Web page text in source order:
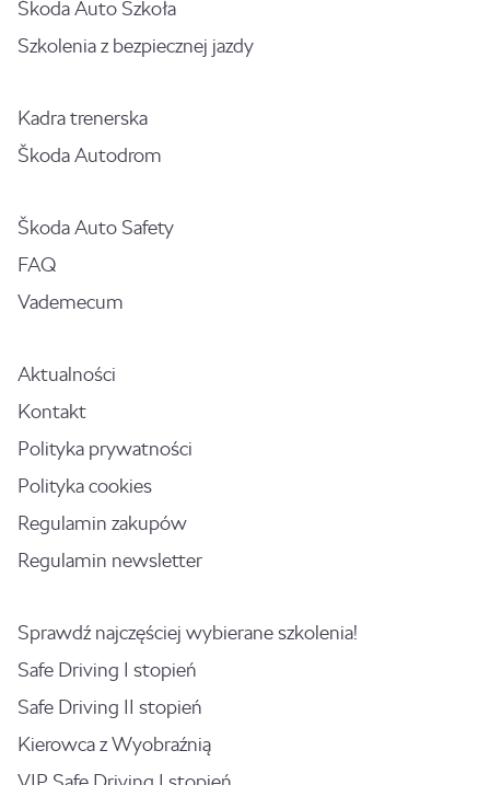
Škoda Auto Szkoła
Szkolenia z bezpiecznej jazdy
Kadra trenerska
Škoda Autodrom
Škoda Auto Safety
FAQ
Vademecum
Aktualności
Kontakt
Polityka prywatności
Polityka cookies
Regulamin zakupów
Regulamin newsletter
Sprawdź najczęściej wybierane szkolenia!
Safe Driving I stopień
Safe Driving II stopień
Kierowca z Wyobraźnią